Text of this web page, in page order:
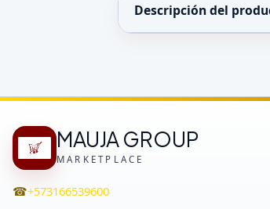
Descripción del
MAUJA GROUP
MARKETPLACE
☎+573166539600